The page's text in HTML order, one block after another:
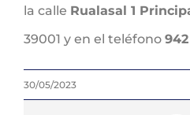
la calle Rualasal 1
39001 y en el teléfono
30/05/2023